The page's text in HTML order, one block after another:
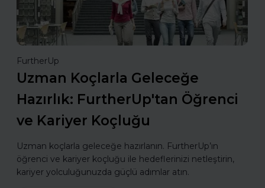
FurtherUp
Uzman Koçlarla Geleceğe
Hazırlık: FurtherUp'tan Öğrenci
ve Kariyer Koçluğu
Uzman koçlarla geleceğe hazırlanın. FurtherUp’ın
öğrenci ve kariyer koçluğu ile hedeflerinizi netleştirin,
kariyer yolculuğunuzda güçlü adımlar atın.